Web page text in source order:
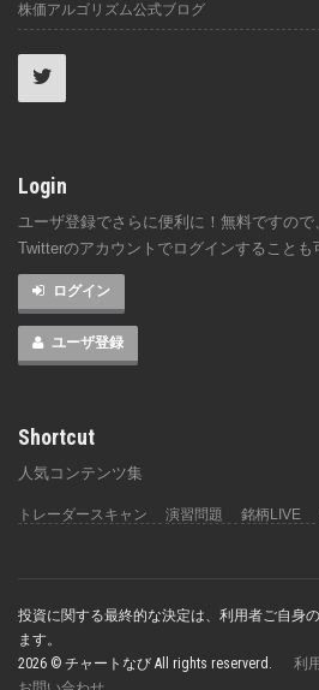
株価アルゴリズム公式ブログ
Login
ユーザ登録でさらに便利に！無料ですので
Twitterのアカウントでログインすることも
ログイン
ユーザ登録
Shortcut
人気コンテンツ集
トレーダースキャン 演習問題 銘柄LIVE
投資に関する最終的な決定は、利用者ご自身
ます。
2026 © チャートなび All rights reserverd. 利